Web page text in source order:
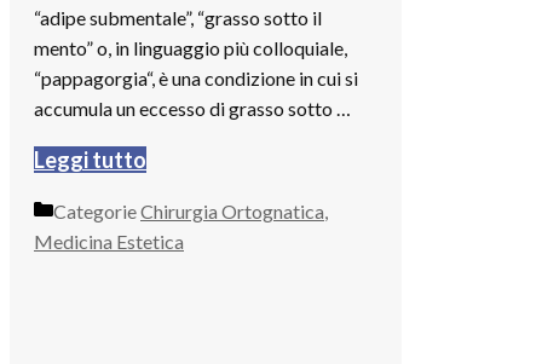
“adipe submentale”, “grasso sotto il
mento” o, in linguaggio più colloquiale,
“pappagorgia“, è una condizione in cui si
accumula un eccesso di grasso sotto …
Leggi tutto
CategorieChirurgia Ortognatica
Medicina Estetica